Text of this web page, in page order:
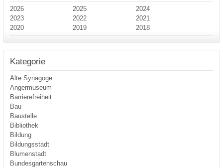
2026 2025
2024
2023
2022
2021
2020
2019 2018
Kategorie
Alte Synagoge
Angermuseum
Barrierefreiheit
Bau
Baustelle
Bibliothek
Bildung
Bildungsstadt
Blumenstadt
Bundesgartenschau